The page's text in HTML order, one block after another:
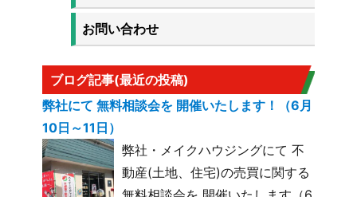
お問い合わせ
ブログ記事(最近の投稿)
弊社にて 無料相談会を 開催いたします！（6月
10日～11日）
弊社・メイクハウジングにて 不
動産(土地、住宅)の売買に関する